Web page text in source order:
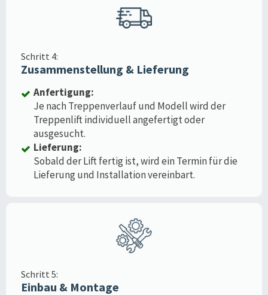
Schritt 4:
Zusammenstellung & Lieferung
Anfertigung:
Je nach Treppenverlauf und Modell wird der
Treppenlift individuell angefertigt oder
ausgesucht.
Lieferung:
Sobald der Lift fertig ist, wird ein Termin für die
Lieferung und Installation vereinbart.
Schritt 5:
Einbau & Montage